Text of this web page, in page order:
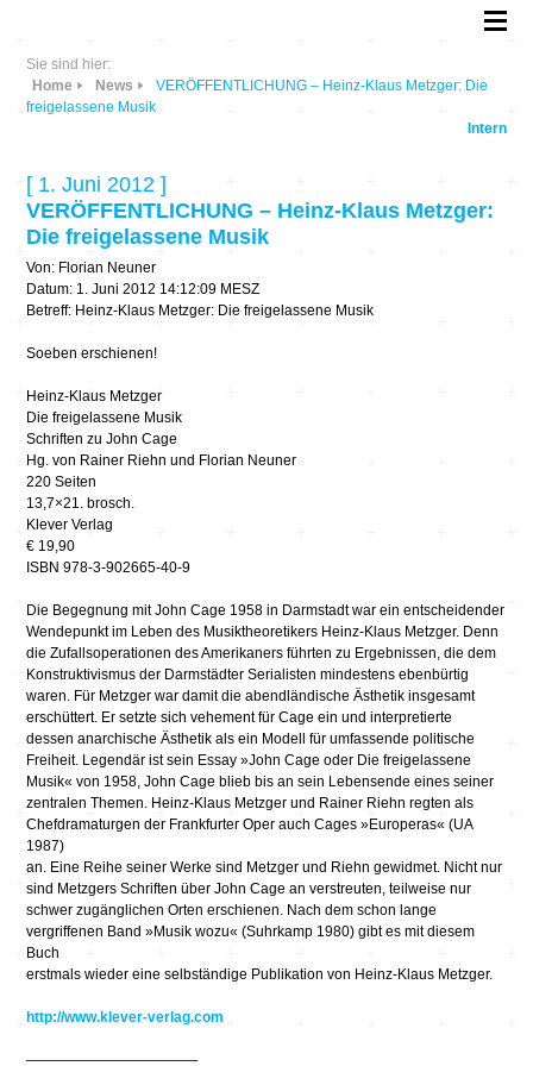
Sie sind hier:
Home
News
VERÖFFENTLICHUNG – Heinz-Klaus Metzger: Die
freigelassene Musik
Intern
[ 1. Juni 2012 ]
VERÖFFENTLICHUNG – Heinz-Klaus Metzger:
Die freigelassene Musik
Von: Florian Neuner
Datum: 1. Juni 2012 14:12:09 MESZ
Betreff: Heinz-Klaus Metzger: Die freigelassene Musik
Soeben erschienen!
Heinz-Klaus Metzger
Die freigelassene Musik
Schriften zu John Cage
Hg. von Rainer Riehn und Florian Neuner
220 Seiten
13,7×21. brosch.
Klever Verlag
€ 19,90
ISBN 978-3-902665-40-9
Die Begegnung mit John Cage 1958 in Darmstadt war ein entscheidender
Wendepunkt im Leben des Musiktheoretikers Heinz-Klaus Metzger. Denn
die Zufallsoperationen des Amerikaners führten zu Ergebnissen, die dem
Konstruktivismus der Darmstädter Serialisten mindestens ebenbürtig
waren. Für Metzger war damit die abendländische Ästhetik insgesamt
erschüttert. Er setzte sich vehement für Cage ein und interpretierte
dessen anarchische Ästhetik als ein Modell für umfassende politische
Freiheit. Legendär ist sein Essay »John Cage oder Die freigelassene
Musik« von 1958, John Cage blieb bis an sein Lebensende eines seiner
zentralen Themen. Heinz-Klaus Metzger und Rainer Riehn regten als
Chefdramaturgen der Frankfurter Oper auch Cages »Europeras« (UA
1987)
an. Eine Reihe seiner Werke sind Metzger und Riehn gewidmet. Nicht nur
sind Metzgers Schriften über John Cage an verstreuten, teilweise nur
schwer zugänglichen Orten erschienen. Nach dem schon lange
vergriffenen Band »Musik wozu« (Suhrkamp 1980) gibt es mit diesem
Buch
erstmals wieder eine selbständige Publikation von Heinz-Klaus Metzger.
http://www.klever-verlag.com
————————————